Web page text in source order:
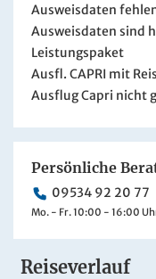
Reiseverlauf
Ausweisdaten
Ausweisdaten sind
Leistungspaket
Ausfl. CAPRI mit
Ausflug Capri nicht
Persönliche
09534 92 20 77
Mo. - Fr. 10:00 - 16:00